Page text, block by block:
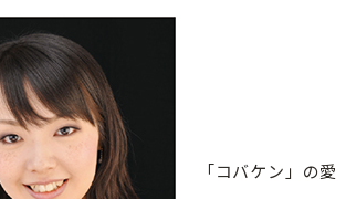
「コバケン」の愛